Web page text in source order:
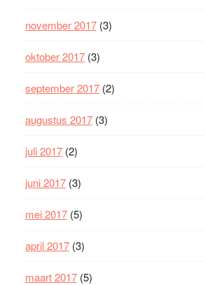
november 2017(3)
oktober 2017(3)
september 2017(2)
augustus 2017(3)
juli 2017(2)
juni 2017(3)
mei 2017(5)
april 2017(3)
maart 2017(5)